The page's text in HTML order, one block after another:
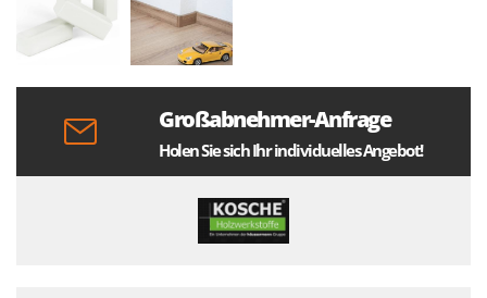
Großabnehmer-Anfrage
Holen Sie sich Ihr individuelles Angebot!